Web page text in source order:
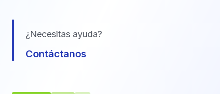
¿Necesitas ayuda?
Contáctanos